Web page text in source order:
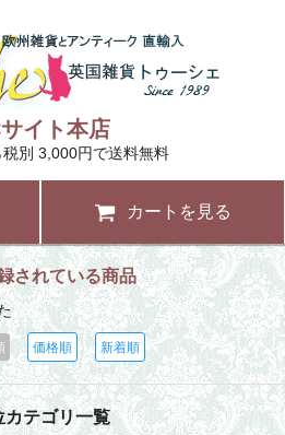
イト本店
税別 3,000円で送料無料
カートを見る
されている商品
価格順 新着順
カテゴリ一覧